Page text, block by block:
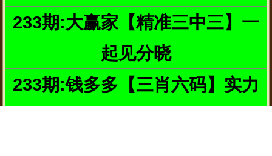
还有一扇可移动的墙，推开来就可以当梳妆台。